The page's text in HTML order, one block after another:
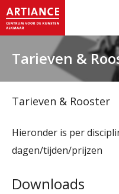
Tarieven &
Tarieven & Rooster
Hieronder is per
dagen/tijden/prijzen
Downloads